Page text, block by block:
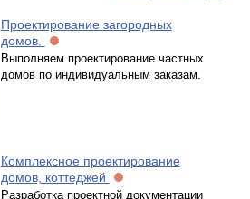
Проектирование загородных
домов.
Выполняем проектирование частных
домов по индивидуальным заказам.
Комплексное проектирование
домов, коттеджей
Разработка проектной документации